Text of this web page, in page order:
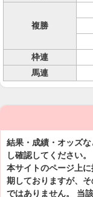
複勝
枠連
馬連
結果・成績・オッズ
し確認してください。
本サイトのページ上
期しておりますが、
ではありません。 当